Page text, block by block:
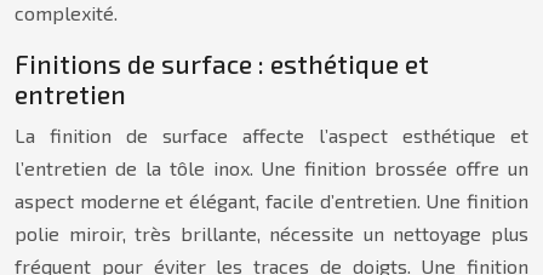
complexité.
Finitions de surface : esthétique et
entretien
La finition de surface affecte l’aspect esthétique et
l’entretien de la tôle inox. Une finition brossée offre un
aspect moderne et élégant, facile d’entretien. Une finition
polie miroir, très brillante, nécessite un nettoyage plus
fréquent pour éviter les traces de doigts. Une finition